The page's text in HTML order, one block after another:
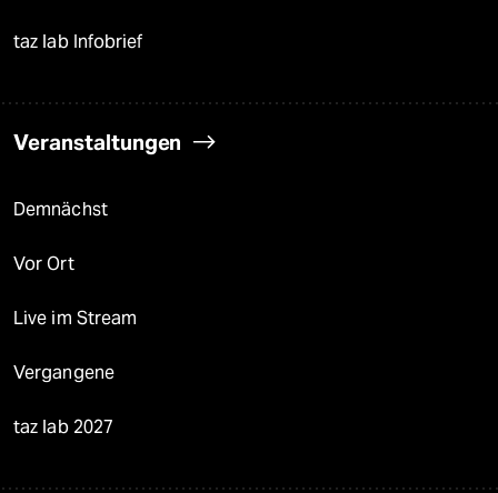
taz lab Infobrief
Veranstaltungen
Demnächst
Vor Ort
Live im Stream
Vergangene
taz lab 2027